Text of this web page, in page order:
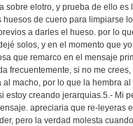
sobre elotro, y prueba de ello es
de cuero para limpiarse
a darles el hueso. por lo
solos, y en el momento que
que remarco en el mensaje
frecuentemente, si no me crees,
macho, por lo que la hembra al
estoy creando jerarquias.5.- Mi
apreciaria que re-leyeras
pero la verdad molesta cuando